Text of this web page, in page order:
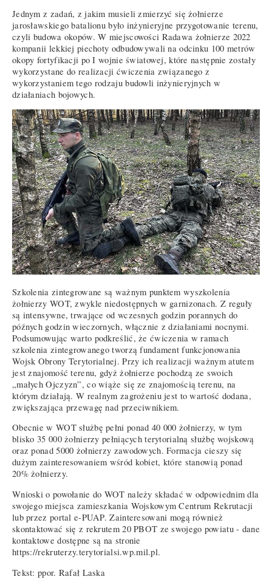
Jednym z zadań, z jakim musieli zmierzyć się żołnierze
jarosławskiego batalionu było inżynieryjne przygotowanie terenu,
czyli budowa okopów. W miejscowości Radawa żołnierze 2022
kompanii lekkiej piechoty odbudowywali na odcinku 100 metrów
okopy fortyfikacji po I wojnie światowej, które następnie zostały
wykorzystane do realizacji ćwiczenia związanego z
wykorzystaniem tego rodzaju budowli inżynieryjnych w
działaniach bojowych.
Szkolenia zintegrowane są ważnym punktem wyszkolenia
żołnierzy WOT, zwykle niedostępnych w garnizonach. Z reguły
są intensywne, trwające od wczesnych godzin porannych do
późnych godzin wieczornych, włącznie z działaniami nocnymi.
Podsumowując warto podkreślić, że ćwiczenia w ramach
szkolenia zintegrowanego tworzą fundament funkcjonowania
Wojsk Obrony Terytorialnej. Przy ich realizacji ważnym atutem
jest znajomość terenu, gdyż żołnierze pochodzą ze swoich
„małych Ojczyzn”, co wiąże się ze znajomością terenu, na
którym działają. W realnym zagrożeniu jest to wartość dodana,
zwiększająca przewagę nad przeciwnikiem.
Obecnie w WOT służbę pełni ponad 40 000 żołnierzy, w tym
blisko 35 000 żołnierzy pełniących terytorialną służbę wojskową
oraz ponad 5000 żołnierzy zawodowych. Formacja cieszy się
dużym zainteresowaniem wśród kobiet, które stanowią ponad
20% żołnierzy.
Wnioski o powołanie do WOT należy składać w odpowiednim dla
swojego miejsca zamieszkania Wojskowym Centrum Rekrutacji
lub przez portal e-PUAP. Zainteresowani mogą również
skontaktować się z rekrutem 20 PBOT ze swojego powiatu - dane
kontaktowe dostępne są na stronie
https://rekruterzy.terytorialsi.wp.mil.pl.
Tekst: ppor. Rafał Laska